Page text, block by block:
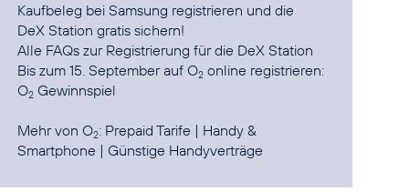
Kaufbeleg bei Samsung registrieren und die
DeX Station gratis sichern!
Alle FAQs zur Registrierung für die DeX Station
Bis zum 15. September auf O2 online registrieren:
O2 Gewinnspiel
Mehr von O2: Prepaid Tarife | Handy &
Smartphone |Günstige Handyverträge